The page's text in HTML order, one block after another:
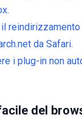
il reindirizzamento
da Safari.
i plug-in non
del